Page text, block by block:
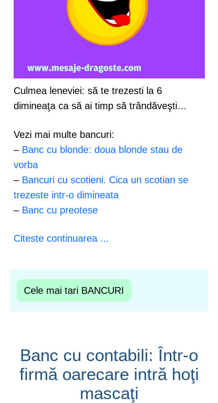
Culmea leneviei: să te trezesti la 6
dimineaţa ca să ai timp să trândăveşti…
Vezi mai multe bancuri:
– Banc cu blonde: doua blonde stau de
vorba
– Bancuri cu scotieni. Cica un scotian se
trezeste intr-o dimineata
– Banc cu preotese
Citeste continuarea ...
Cele mai tari BANCURI
Banc cu contabili: Într-o
firmă oarecare intră hoţi
mascaţi